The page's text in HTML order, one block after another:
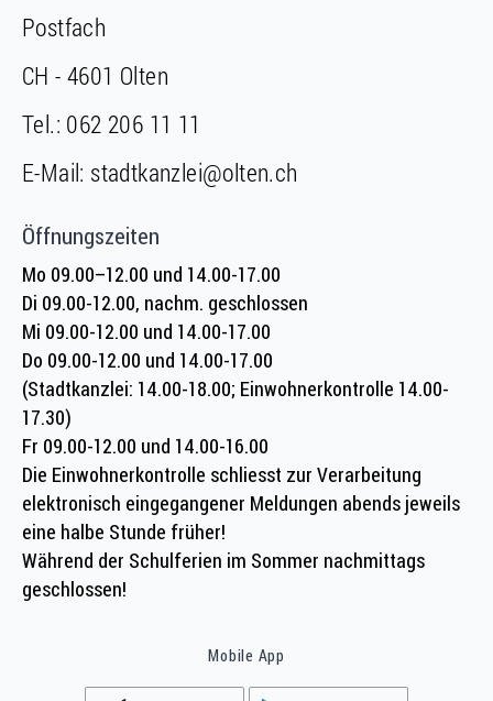
Postfach
CH - 4601 Olten
Tel.: 062 206 11 11
E-Mail: stadtkanzlei@olten.ch
Öffnungszeiten
Mo 09.00–12.00 und 14.00-17.00
Di 09.00-12.00, nachm. geschlossen
Mi 09.00-12.00 und 14.00-17.00
Do 09.00-12.00 und 14.00-17.00
(Stadtkanzlei: 14.00-18.00; Einwohnerkontrolle 14.00-
17.30)
Fr 09.00-12.00 und 14.00-16.00
Die Einwohnerkontrolle schliesst zur Verarbeitung
elektronisch eingegangener Meldungen abends jeweils
eine halbe Stunde früher!
Während der Schulferien im Sommer nachmittags
geschlossen!
Mobile App